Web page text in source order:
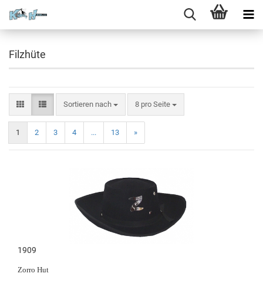
Filzhüte
Sortieren nach 8 pro Seite
1 2 3 4 ... 13 »
1909
Zorro Hut